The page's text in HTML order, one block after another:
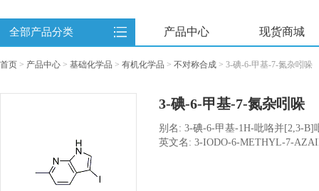
全部产品分类 产品中心 现货商城
首页 > 产品中心 > 基础化学品 > 有机化学品 > 不对称合成 > 3-碘-6-甲基-7-氮杂吲哚
3-碘-6-甲基-7-氮杂吲哚
别名: 3-碘-6-甲基-1H-吡咯并[2,3-B]
英文名: 3-IODO-6-METHYL-7-